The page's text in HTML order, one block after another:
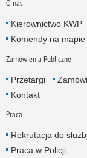
O nas
Kierownictwo KWP
Komendy na mapie
Zamówienia Publiczne
Przetargi
Kontakt
Praca
Rekrutacja do
Praca w Policji